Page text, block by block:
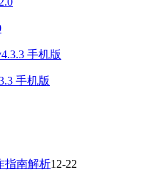
手机版
指南解析12-22